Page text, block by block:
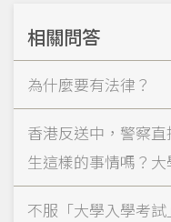
相關問答
為什麼要有法律？
香港反送中，警察
生這樣的事情嗎？
不服「大學入學考